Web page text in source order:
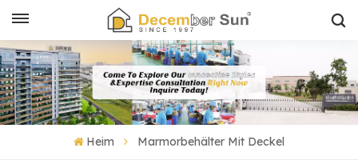
Heim Marmorbehälter Mit Deckel